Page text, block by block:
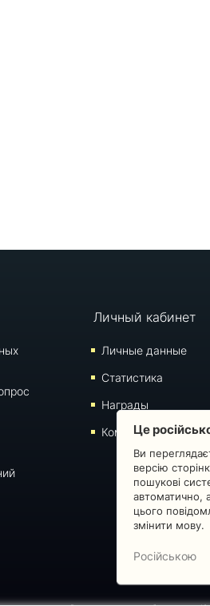
Личный кабинет
Личные данные
Статистика
Награды
Комментарии
Це
Ви
версію
пошукові
автоматично,
цього
змінити мову.
Російською